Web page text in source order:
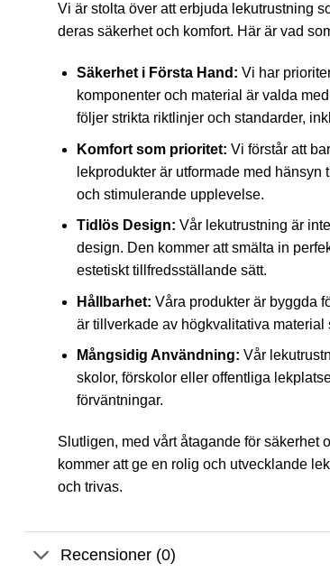
Vi är stolta över att erbjuda lekutrustning
deras säkerhet och komfort. Här är vad
Säkerhet i Första Hand: Vi har
komponenter och material är valda
följer strikta riktlinjer och standarder,
Komfort som prioritet: Vi förstår att
lekprodukter är utformade med
och stimulerande upplevelse.
Tidlös Design: Vår lekutrustning är
design. Den kommer att smälta in
estetiskt tillfredsställande sätt.
Hållbarhet: Våra produkter är byggda
är tillverkade av högkvalitativa
Mångsidig Användning: Vår
skolor, förskolor eller offentliga
förväntningar.
Slutligen, med vårt åtagande för säkerhet
kommer att ge en rolig och utvecklande
och trivas.
Recensioner (0)